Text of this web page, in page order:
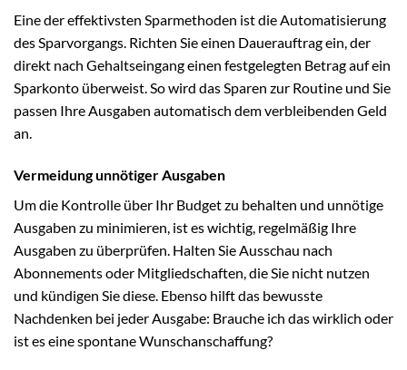
Eine der effektivsten Sparmethoden ist die Automatisierung
des Sparvorgangs. Richten Sie einen Dauerauftrag ein, der
direkt nach Gehaltseingang einen festgelegten Betrag auf ein
Sparkonto überweist. So wird das Sparen zur Routine und Sie
passen Ihre Ausgaben automatisch dem verbleibenden Geld
an.
Vermeidung unnötiger Ausgaben
Um die Kontrolle über Ihr Budget zu behalten und unnötige
Ausgaben zu minimieren, ist es wichtig, regelmäßig Ihre
Ausgaben zu überprüfen. Halten Sie Ausschau nach
Abonnements oder Mitgliedschaften, die Sie nicht nutzen
und kündigen Sie diese. Ebenso hilft das bewusste
Nachdenken bei jeder Ausgabe: Brauche ich das wirklich oder
ist es eine spontane Wunschanschaffung?